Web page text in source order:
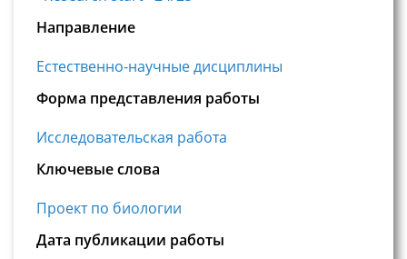
Направление
Естественно-научные дисциплины
Форма представления работы
Исследовательская работа
Ключевые слова
Проект по биологии
Дата публикации работы